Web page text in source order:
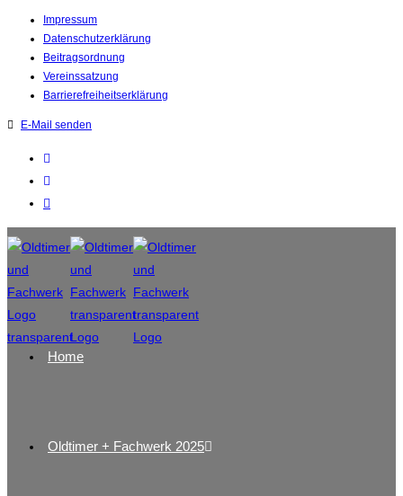
Impressum
Datenschutzerklärung
Beitragsordnung
Vereinssatzung
Barrierefreiheitserklärung
E-Mail senden
Home
Oldtimer + Fachwerk 2025